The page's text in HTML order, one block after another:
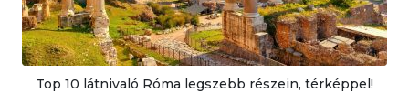
Top 10 látnivaló Róma legszebb részein, térképpel!